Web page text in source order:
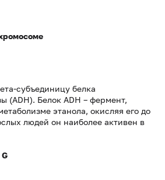
субъединицу белка
(ADH). Белок ADH – фермент,
этанола, окисляя его до
людей он наиболее активен в